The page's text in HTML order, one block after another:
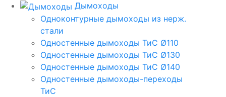
Дымоходы
Одноконтурные дымоходы из нерж.
стали
Одностенные дымоходы ТиС Ø110
Одностенные дымоходы ТиС Ø130
Одностенные дымоходы ТиС Ø140
Одностенные дымоходы-переходы
ТиС